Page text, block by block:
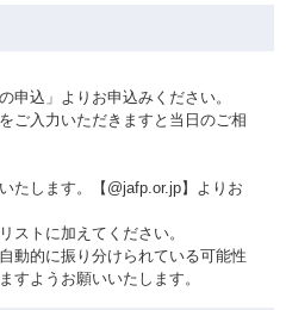
申込」よりお申込みください。
ご入力いただきますと当日のご相
たします。【@jafp.or.jp】よりお
ストに加えてください。
動的に振り分けられている可能性
すようお願いいたします。